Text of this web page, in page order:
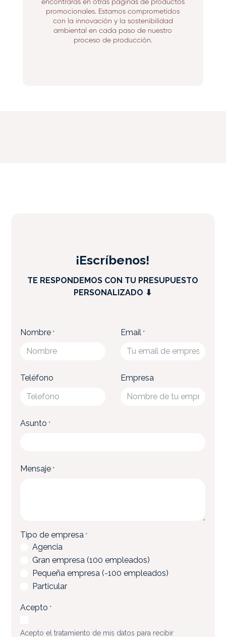
encontrarás en otras páginas de productos
promocionales. Estamos comprometidos
con la innovación y la sostenibilidad
ambiental en cada paso de nuestro
proceso de producción.